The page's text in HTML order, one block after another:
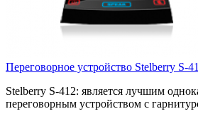
Переговорное устройство Stelberry S-
Stelberry S-412: является лучшим
переговорным устройством с